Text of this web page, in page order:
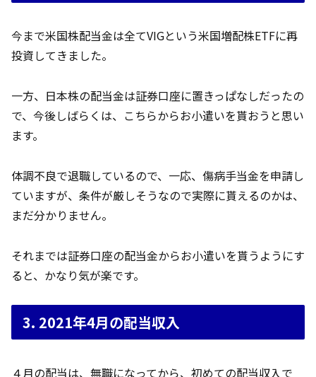
今まで米国株配当金は全てVIGという米国増配株ETFに再
投資してきました。
一方、日本株の配当金は証券口座に置きっぱなしだったの
で、今後しばらくは、こちらからお小遣いを貰おうと思い
ます。
体調不良で退職しているので、一応、傷病手当金を申請し
ていますが、条件が厳しそうなので実際に貰えるのかは、
まだ分かりません。
それまでは証券口座の配当金からお小遣いを貰うようにす
ると、かなり気が楽です。
3. 2021年4月の配当収入
４月の配当は、無職になってから、初めての配当収入で